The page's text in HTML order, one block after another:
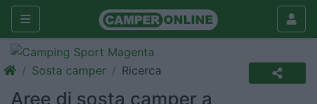
Sosta camper Ricerca
Aree di sosta camper a